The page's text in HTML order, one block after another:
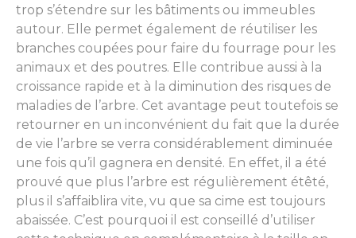
trop s’étendre sur les bâtiments ou immeubles
autour. Elle permet également de réutiliser les
branches coupées pour faire du fourrage pour les
animaux et des poutres. Elle contribue aussi à la
croissance rapide et à la diminution des risques de
maladies de l’arbre. Cet avantage peut toutefois se
retourner en un inconvénient du fait que la durée
de vie l’arbre se verra considérablement diminuée
une fois qu’il gagnera en densité. En effet, il a été
prouvé que plus l’arbre est régulièrement étêté,
plus il s’affaiblira vite, vu que sa cime est toujours
abaissée. C’est pourquoi il est conseillé d’utiliser